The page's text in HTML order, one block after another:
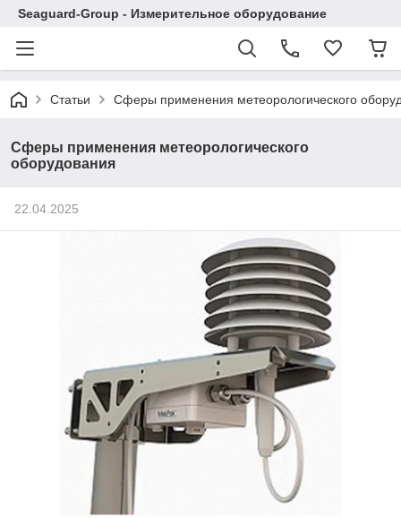
Seaguard-Group - Измерительное оборудование
Статьи Сферы применения метеорологического
Сферы применения метеорологического
оборудования
22.04.2025